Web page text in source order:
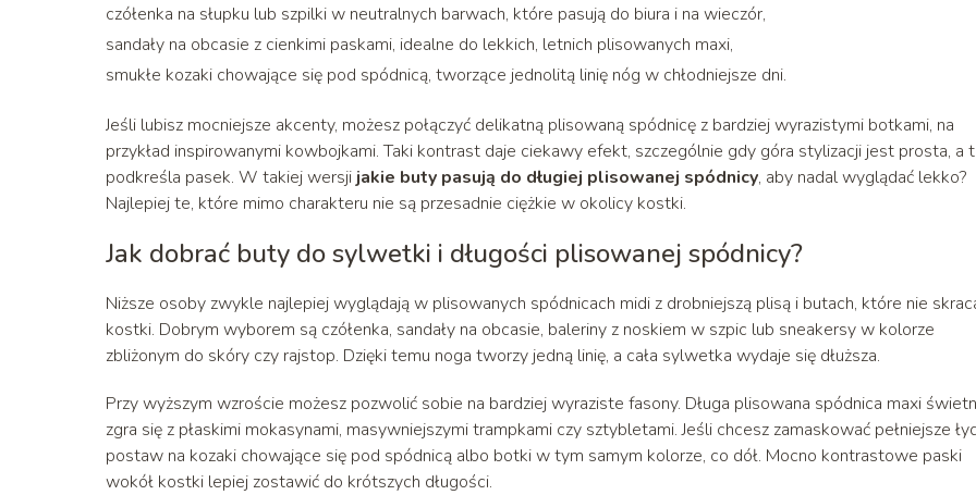
czółenka na słupku lub szpilki w neutralnych barwach, które pasują do biura i na wieczór,
sandały na obcasie z cienkimi paskami, idealne do lekkich, letnich plisowanych maxi,
smukłe kozaki chowające się pod spódnicą, tworzące jednolitą linię nóg w chłodniejsze dni.
Jeśli lubisz mocniejsze akcenty, możesz połączyć delikatną plisowaną spódnicę z bardziej wyrazistymi botkami, na
przykład inspirowanymi kowbojkami. Taki kontrast daje ciekawy efekt, szczególnie gdy góra stylizacji jest prosta, a
podkreśla pasek. W takiej wersji jakie buty pasują do długiej plisowanej spódnicy, aby nadal wyglądać lekko?
Najlepiej te, które mimo charakteru nie są przesadnie ciężkie w okolicy kostki.
Jak dobrać buty do sylwetki i długości plisowanej spódnicy?
Niższe osoby zwykle najlepiej wyglądają w plisowanych spódnicach midi z drobniejszą plisą i butach, które nie
kostki. Dobrym wyborem są czółenka, sandały na obcasie, baleriny z noskiem w szpic lub sneakersy w kolorze
zbliżonym do skóry czy rajstop. Dzięki temu noga tworzy jedną linię, a cała sylwetka wydaje się dłuższa.
Przy wyższym wzroście możesz pozwolić sobie na bardziej wyraziste fasony. Długa plisowana spódnica maxi
zgra się z płaskimi mokasynami, masywniejszymi trampkami czy sztybletami. Jeśli chcesz zamaskować pełniejsze
postaw na kozaki chowające się pod spódnicą albo botki w tym samym kolorze, co dół. Mocno kontrastowe paski
wokół kostki lepiej zostawić do krótszych długości.